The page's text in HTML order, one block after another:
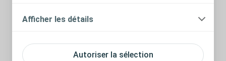
Autoriser la sélection
Afficher les détails
à faciliter l’évacuation du contenu de la partie inférieure du
utilisation.